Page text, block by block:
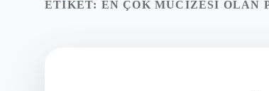
ETIKET: EN ÇOK MUCIZESI OLAN